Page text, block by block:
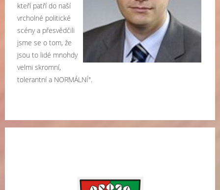
kteří patří do naší
vrcholné politické
scény a přesvědčili
jsme se o tom, že
jsou to lidé mnohdy
velmi skromní,
tolerantní a NORMÁLNÍ".